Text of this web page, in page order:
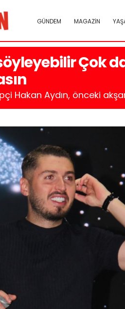
GÜNDEM MAGAZİN
Çok
Hakan Aydın, önceki